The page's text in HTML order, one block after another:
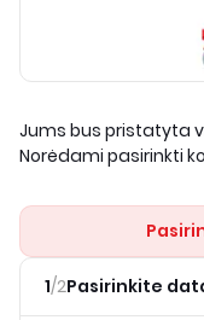
Jums bus pristatyta
Norėdami pasirinkti
1/2Pasirinkite